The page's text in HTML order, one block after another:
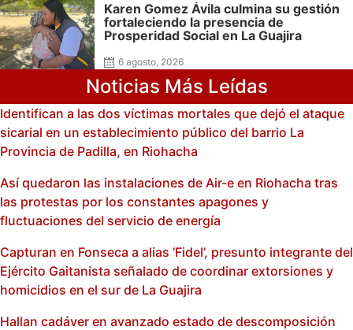
Karen Gomez Ávila culmina su gestión
fortaleciendo la presencia de
Prosperidad Social en La Guajira
6 agosto, 2026
Noticias Más Leídas
Identifican a las dos víctimas mortales que dejó el ataque
sicarial en un establecimiento público del barrio La
Provincia de Padilla, en Riohacha
Así quedaron las instalaciones de Air-e en Riohacha tras
las protestas por los constantes apagones y
fluctuaciones del servicio de energía
Capturan en Fonseca a alias ‘Fidel’, presunto integrante del
Ejército Gaitanista señalado de coordinar extorsiones y
homicidios en el sur de La Guajira
Hallan cadáver en avanzado estado de descomposición